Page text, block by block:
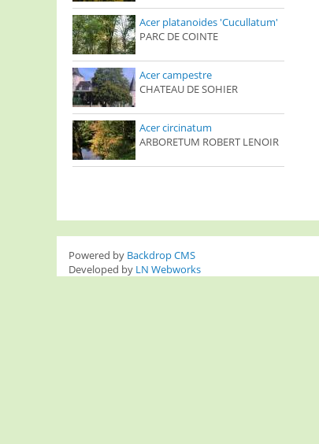
Acer platanoides 'Cucullatum'
PARC DE COINTE
Acer campestre
CHATEAU DE SOHIER
Acer circinatum
ARBORETUM ROBERT LENOIR
Powered by Backdrop CMS
Developed by LN Webworks